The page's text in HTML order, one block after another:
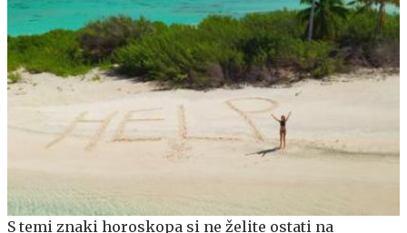
S temi znaki horoskopa si ne želite ostati na